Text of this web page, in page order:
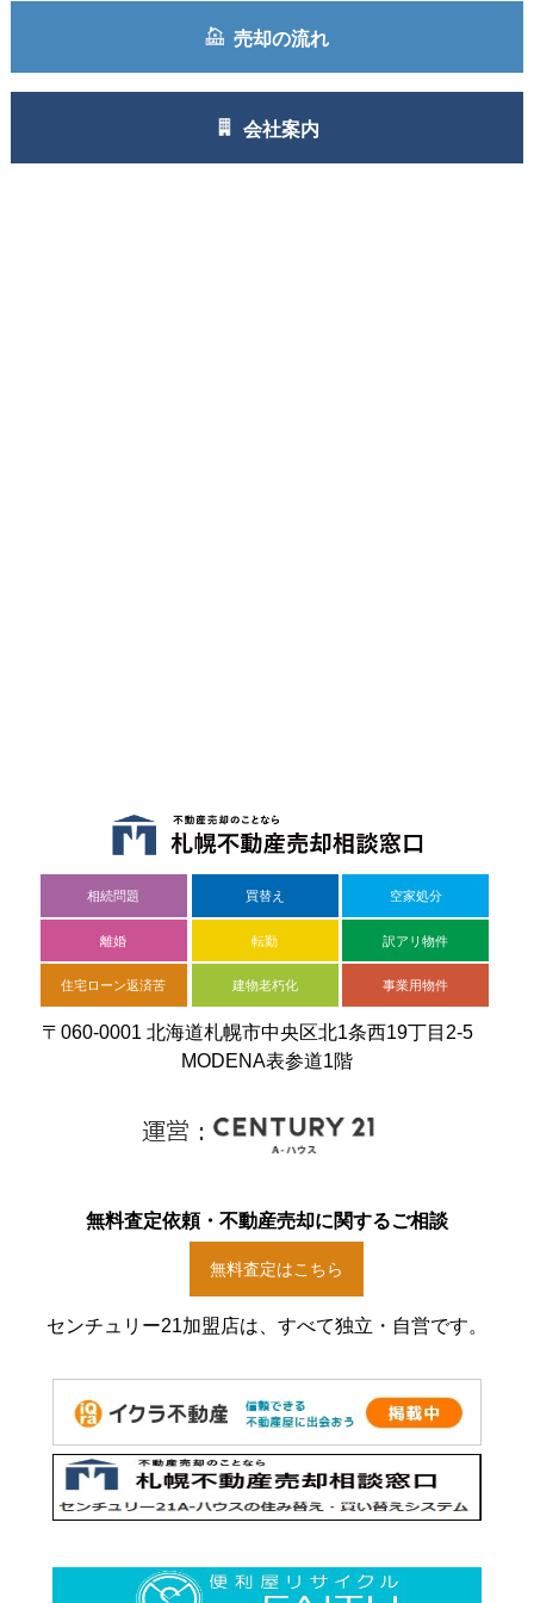
売却の流れ
会社案内
相続問題 買替え 空家処分
離婚 転勤 訳アリ物件
住宅ローン返済苦 建物老朽化 事業用物件
〒060-0001 北海道札幌市中央区北1条西19丁目2-5
MODENA表参道1階
無料査定依頼・不動産売却に関するご相談
無料査定はこちら
センチュリー21加盟店は、すべて独立・自営です。